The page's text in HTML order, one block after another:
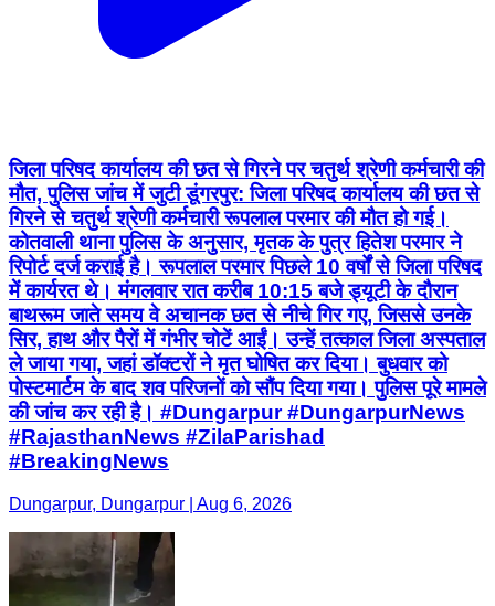
जिला परिषद कार्यालय की छत से गिरने पर चतुर्थ श्रेणी कर्मचारी की
मौत, पुलिस जांच में जुटी डूंगरपुर: जिला परिषद कार्यालय की छत से
गिरने से चतुर्थ श्रेणी कर्मचारी रूपलाल परमार की मौत हो गई।
कोतवाली थाना पुलिस के अनुसार, मृतक के पुत्र हितेश परमार ने
रिपोर्ट दर्ज कराई है। रूपलाल परमार पिछले 10 वर्षों से जिला परिषद
में कार्यरत थे। मंगलवार रात करीब 10:15 बजे ड्यूटी के दौरान
बाथरूम जाते समय वे अचानक छत से नीचे गिर गए, जिससे उनके
सिर, हाथ और पैरों में गंभीर चोटें आईं। उन्हें तत्काल जिला अस्पताल
ले जाया गया, जहां डॉक्टरों ने मृत घोषित कर दिया। बुधवार को
पोस्टमार्टम के बाद शव परिजनों को सौंप दिया गया। पुलिस पूरे मामले
की जांच कर रही है। #Dungarpur #DungarpurNews
#RajasthanNews #ZilaParishad
#BreakingNews
Dungarpur, Dungarpur | Aug 6, 2026